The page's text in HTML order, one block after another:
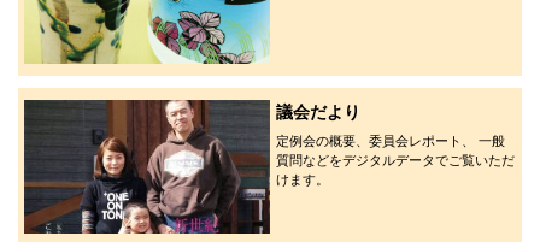
議会だより
定例会の概要、委員会レポート、 一般
質問などをデジタルデータでご覧いただ
けます。